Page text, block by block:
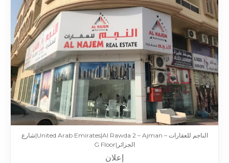
الناجم للعقارات – United Arab Emirates|Al Rawda 2 – Ajman|شارع
الجزائر|G Floor
إعلان